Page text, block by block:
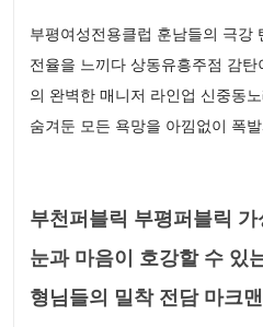
부평여성전용클럽 훈남들의 극강
전율을 느끼다 상동유흥주점 감
의 완벽한 매니저 라인업 신중동
숨겨둔 모든 욕망을 아낌없이 폭
부천퍼블릭 부평퍼블릭
눈과 마음이 호강할 수 있
형님들의 밀착 전담 마크